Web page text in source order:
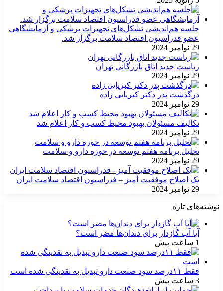
جلسه هم‌اندیشی تشکل‌های تجهیزات پزشکی و آزمایشگاهی
عضو فدراسیون اقتصاد سلامت برگزار شد.
29 نوامبر 2024
ریاست جدید اتاق بازرگانی تهران
29 نوامبر 2024
درگذشت پدر دکتر کبریایی زاده
29 نوامبر 2024
تکالیف مسئولان بهبود محیط کسب و کار اعلام شد
29 نوامبر 2024
تحلیل برنامه هفتم توسعه در حوزه دارو و سلامت
29 نوامبر 2024
یک اصلاح موفقیت آمیز – فدراسیون اقتصاد سلامت ایران
29 نوامبر 2024
نوشته‌های تازه
آیا آب گازدار برای دندان‌ها مضر است؟
1 ساعت پیش
فقط ۱۱‌درصد سود صنعت دارو تبدیل به نقدینگی شده است
3 ساعت پیش